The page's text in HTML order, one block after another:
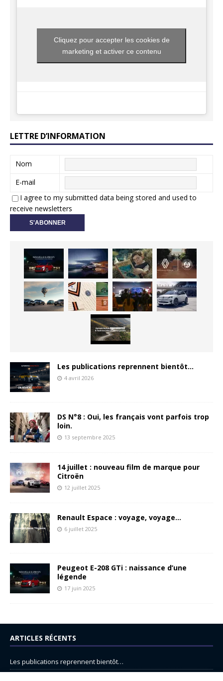
Cliquez pour accepter les cookies de
marketing et activer ce contenu
LETTRE D’INFORMATION
Nom
E-mail
I agree to my submitted data being stored and used to
receive newsletters
Les publications reprennent bientôt…
4 avril 2026
DS N°8 : Oui, les français vont parfois trop
loin.
13 septembre 2025
14 juillet : nouveau film de marque pour
Citroën
12 juillet 2025
Renault Espace : voyage, voyage…
6 juillet 2025
Peugeot E-208 GTi : naissance d’une
légende
17 juin 2025
ARTICLES RÉCENTS
Les publications reprennent bientôt…